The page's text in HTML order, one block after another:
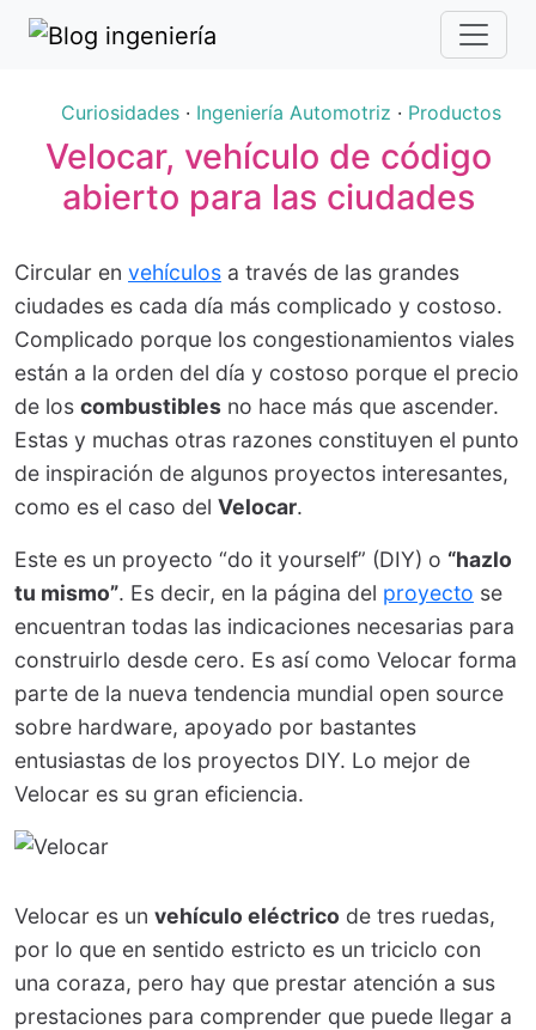
Curiosidades· Ingeniería Automotriz · Productos
Velocar, vehículo de código
abierto para las ciudades
Circular en vehículos a través de las grandes
ciudades es cada día más complicado y costoso.
Complicado porque los congestionamientos viales
están a la orden del día y costoso porque el precio
de los combustibles no hace más que ascender.
Estas y muchas otras razones constituyen el punto
de inspiración de algunos proyectos interesantes,
como es el caso del Velocar.
Este es un proyecto “do it yourself” (DIY) o “hazlo
tu mismo”. Es decir, en la página del proyecto se
encuentran todas las indicaciones necesarias para
construirlo desde cero. Es así como Velocar forma
parte de la nueva tendencia mundial open source
sobre hardware, apoyado por bastantes
entusiastas de los proyectos DIY. Lo mejor de
Velocar es su gran eficiencia.
Velocar es un vehículo eléctrico de tres ruedas,
por lo que en sentido estricto es un triciclo con
una coraza, pero hay que prestar atención a sus
prestaciones para comprender que puede llegar a